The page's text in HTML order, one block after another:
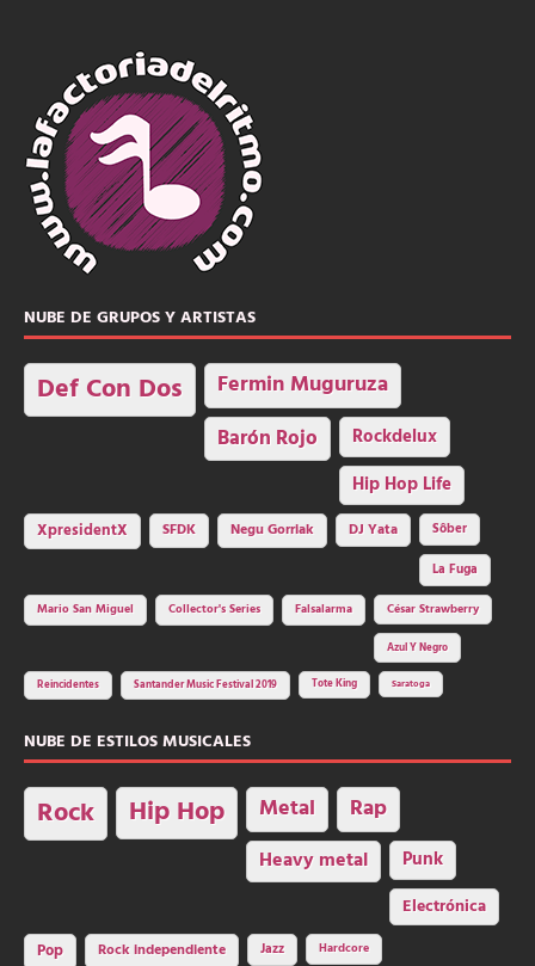
NUBE DE GRUPOS Y ARTISTAS
Def Con Dos Fermin Muguruza
Barón Rojo Rockdelux
Hip Hop Life
XpresidentX SFDK Negu Gorriak DJ Yata
Sôber
La Fuga
Mario San Miguel
Collector's Series Falsalarma César Strawberry
Azul Y Negro
Reincidentes Santander Music Festival 2019 Tote King Saratoga
NUBE DE ESTILOS MUSICALES
Rock Hip Hop Metal Rap
Heavy metal Punk
Electrónica
Pop Rock independiente Jazz Hardcore